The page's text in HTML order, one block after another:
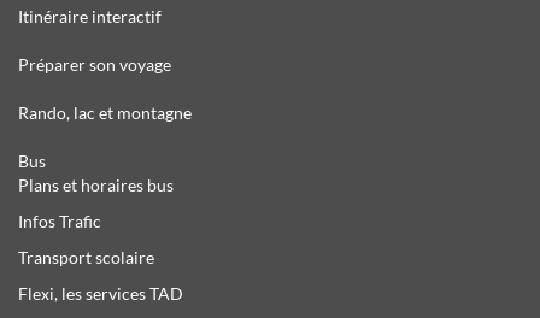
Itinéraire interactif
Préparer son voyage
Rando, lac et montagne
Bus
Plans et horaires bus
Infos Trafic
Transport scolaire
Flexi, les services TAD